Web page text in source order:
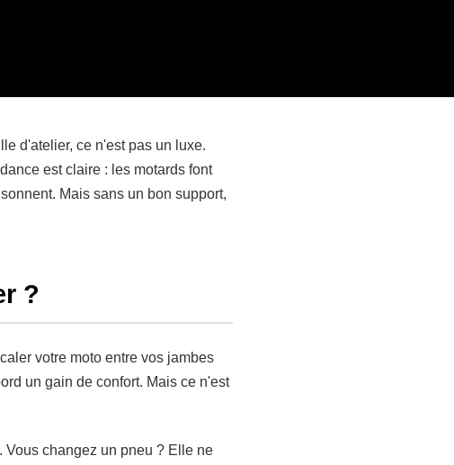
d'atelier, ce n'est pas un luxe.
est claire : les motards font
Mais sans un bon support,
?
votre moto entre vos jambes
un gain de confort. Mais ce n'est
changez un pneu ? Elle ne